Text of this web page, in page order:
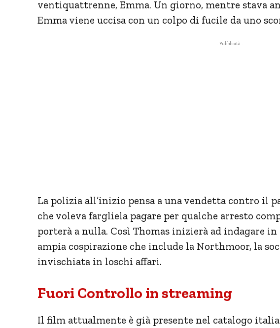
ventiquattrenne, Emma. Un giorno, mentre stava
Emma viene uccisa con un colpo di fucile da uno
- Pubblicità -
La polizia all’inizio pensa a una vendetta contro il
che voleva fargliela pagare per qualche arresto
porterà a nulla. Così Thomas inizierà ad indagare
ampia cospirazione che include la Northmoor, la
invischiata in loschi affari.
Fuori Controllo in streaming
Il film attualmente è già presente nel catalogo